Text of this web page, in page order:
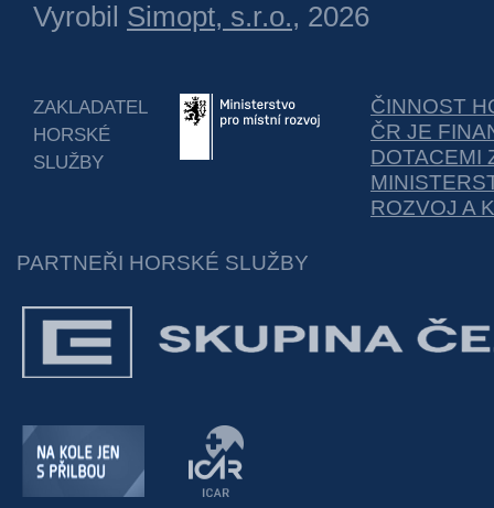
Vyrobil Simopt, s.r.o., 2026
ZAKLADATEL
HORSKÉ
SLUŽBY
ČINNOST
ČR JE
DOTACEMI
ROZVOJ A
PARTNEŘI HORSKÉ SLUŽBY